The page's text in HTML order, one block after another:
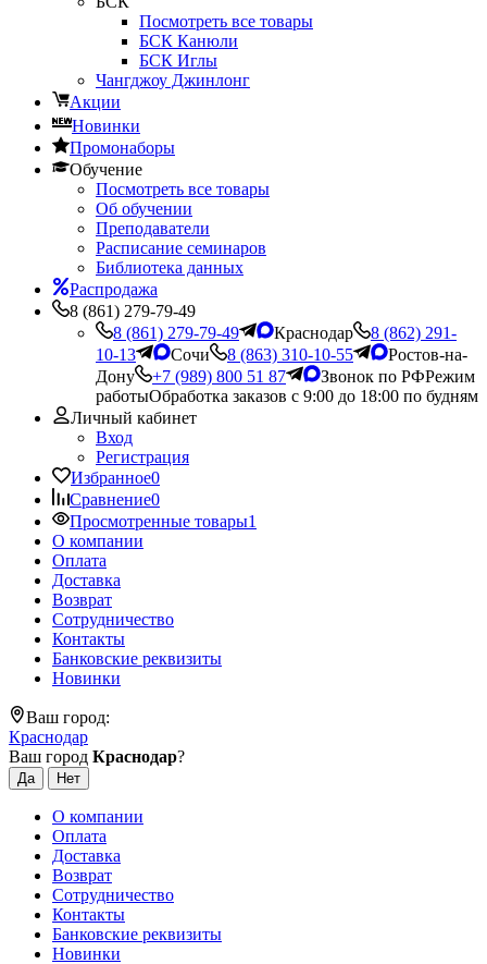
Посмотреть все товары
БСК Канюли
БСК Иглы
Чангджоу Джинлонг
Акции
Новинки
Промонаборы
Обучение
Посмотреть все товары
Об обучении
Преподаватели
Расписание семинаров
Библиотека данных
Распродажа
8 (861) 279-79-49
8 (861) 279-79-49
Краснодар
8 (862) 291-
10-13
Сочи 8 (863) 310-10-55
Ростов-на-
Дону
+7 (989) 800 51 87 Звонок по РФРежим
работыОбработка заказов с 9:00 до 18:00 по будням
Личный кабинет
Вход
Регистрация
Избранное0
Сравнение0
Просмотренные товары1
О компании
Оплата
Доставка
Возврат
Сотрудничество
Контакты
Банковские реквизиты
Новинки
Ваш город:
Краснодар
Ваш город Краснодар?
О компании
Оплата
Доставка
Возврат
Сотрудничество
Контакты
Банковские реквизиты
Новинки